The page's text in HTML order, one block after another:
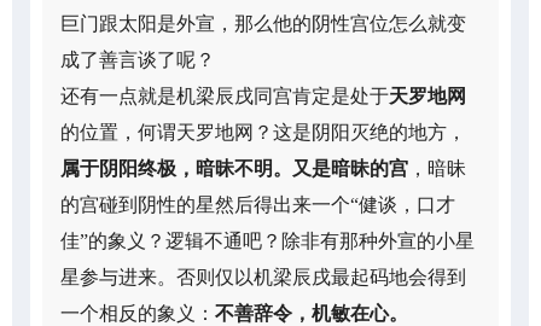
巨门跟太阳是外宣，那么他的阴性宫位怎么就变
成了善言谈了呢？
还有一点就是机梁辰戌同宫肯定是处于天罗地网
的位置，何谓天罗地网？这是阴阳灭绝的地方，
属于阴阳终极，暗昧不明。又是暗昧的宫 ，暗昧
的宫碰到阴性的星然后得出来一个“健谈，口才
佳”的象义？逻辑不通吧？除非有那种外宣的小星
星参与进来。否则仅以机梁辰戌最起码地会得到
一个相反的象义： 不善辞令，机敏在心。